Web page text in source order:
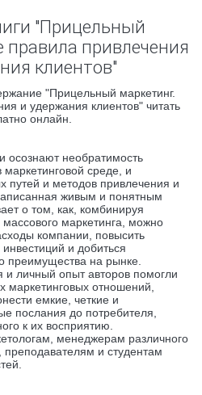
"Прицельный
привлечения
клиентов"
"Прицельный маркетинг.
и удержания клиентов" читать
онлайн.
осознают необратимость
среде, и
путей и методов привлечения и
живым и понятным
о том, как, комбинируя
маркетинга, можно
компании, повысить
и добиться
преимущества на рынке.
и личный опыт авторов помогли
маркетинговых отношений,
емкие, четкие и
послания до потребителя,
к их восприятию.
менеджерам различного
и студентам